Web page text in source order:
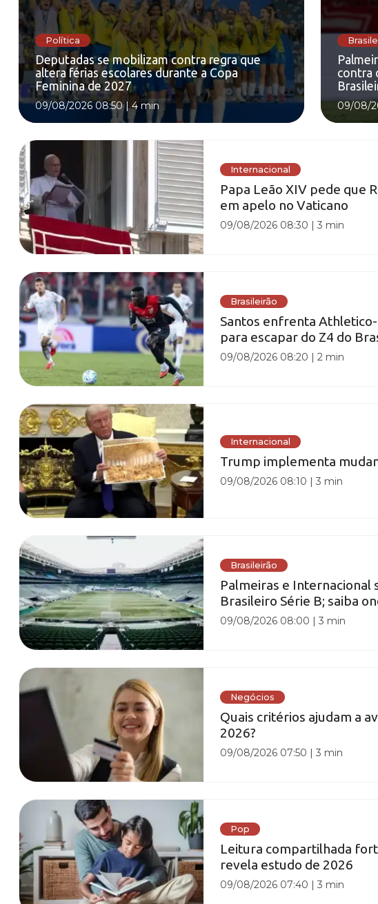
Política
Deputadas se mobilizam contra regra que
altera férias escolares durante a Copa
Feminina de 2027
09/08/2026 08:50|4 min
contra
09/08/
Internacional
Papa Leão XIV pede que
em apelo no Vaticano
09/08/2026 08:30 |3 min
Brasileirão
Santos enfrenta
para escapar do Z4 do
09/08/2026 08:20 |2 min
Internacional
Trump implementa
09/08/2026 08:10 |3 min
Brasileirão
Palmeiras e Internacional
Brasileiro Série B; saiba
09/08/2026 08:00 |3 min
Negócios
Quais critérios ajudam a
2026?
09/08/2026 07:50 |3 min
Pop
Leitura compartilhada
revela estudo de 2026
09/08/2026 07:40 |3 min